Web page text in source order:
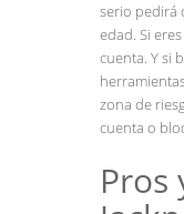
serio pedirá
edad. Si
cuenta. Y si
zona de
cuenta o
Pros